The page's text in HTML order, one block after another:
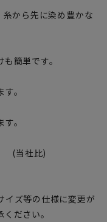
から先に染め豊かな
簡単です。
。
。
(当社比)
ズ等の仕様に変更が
ださい。